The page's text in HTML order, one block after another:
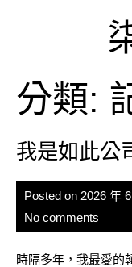
分類:
我是如此公
Posted on 2026 年
No comments
時隔多年，我最愛的